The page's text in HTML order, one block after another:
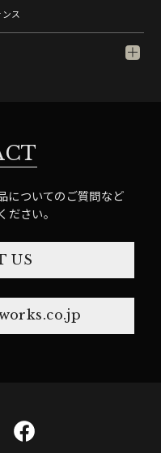
ス
についてのご質問など
ださい。
US